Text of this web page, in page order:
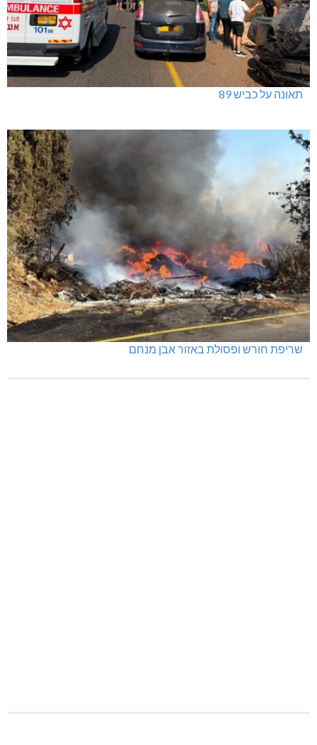
תאונה על כביש 89
שריפת חורש ופסולת באזור אבן מנחם